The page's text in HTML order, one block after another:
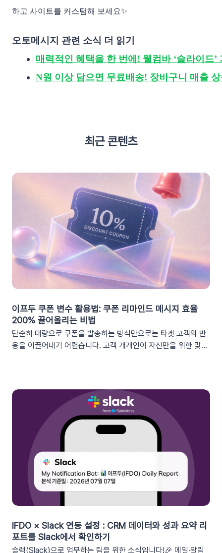
하고 사이트를 커스텀해 보세요✨
오토메시지 관련 소식 더 읽기
매력적인 혜택을 한 번에! 웰컴바 ‘슬라이드’
N원 이상 담으면 무료배송! 장바구니 매출
최근 콘텐츠
이프두 쿠폰 변수 활용법: 쿠폰 리마인드 메시지 효율
200% 끌어올리는 비법
단순히 대량으로 쿠폰을 발송하는 방식만으로는 타겟 고객의 반
응을 이끌어내기 어렵습니다. 고객 개개인이 자신만을 위한 맞춤
‘쿠폰 변수’ 알아보기쿠폰 코드와 발급일 등 푸시 메시지에 사용
가능한 쿠폰 데이터가 확장되었습니다. 핵심적인 쿠폰 데이터들
을 즉시 활용할 수 있습니다.BeforeAfter쿠폰 변수 사용 가능
세그먼트특정 쿠폰 만료일 (선택형/입력형) 사용 가능한 쿠폰 변
수쿠폰명, 쿠폰 만료일, 사용가능 쿠폰수쿠폰 변수 사용 가능 세
그먼트특정 쿠폰 만료일 (선택형) + 쿠폰코드 (선택형), 특정 쿠
폰 발급일 (선택형), 쿠폰 만료일, 쿠폰 발급일사용 가능한 쿠폰
변수쿠폰명, 쿠폰 만료일 + 쿠폰 발급일, 쿠폰코드💡 ‘사용가능
쿠폰수’ 세그먼트는 ‘회원 변수’에서 이용할 수 있어요.2. 손쉬운
쿠폰 변수 설정 방법세그먼트 선택 단계에서 쿠폰 변수를 사용할
정 쿠폰 만료일 (선택형), 쿠폰코드 (선택형), 특정 쿠폰 발급일
(선택형), 쿠폰 만료일, 쿠폰 발급일텍스트 입력란에서 개인화 변
수 아이콘을 클릭합니다. ‘쿠폰 변수’ 그룹을 클릭한 뒤 원하는 변
IFDO × Slack 연동 설정 : CRM 데이터와 성과 요약 리
포트를 Slack에서 확인하기
슬랙(Slack)으로 업무하는 팀을 위한 소식입니다!🎉 메일·알림